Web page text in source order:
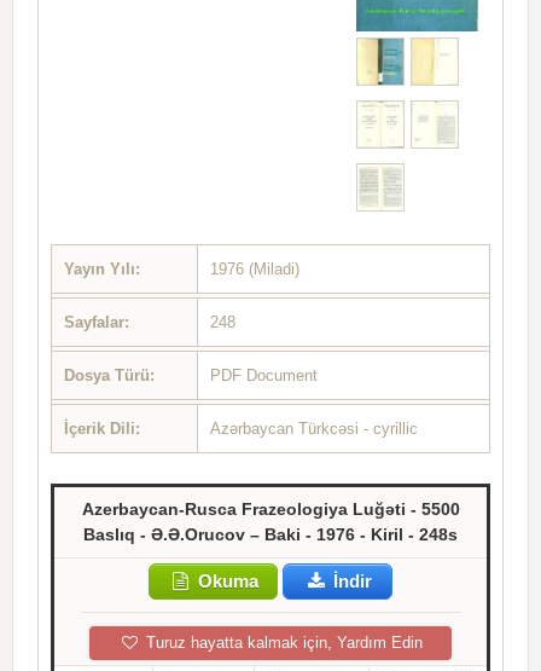
Yayın Yılı: 1976 (Miladi)
Sayfalar: 248
Dosya Türü: PDF Document
İçerik Dili: Azərbaycan Türkcəsi - cyrillic
Azerbaycan-Rusca Frazeologiya Luğəti - 5500
Baslıq - Ə.Ə.Orucov – Baki - 1976 - Kiril - 248s
Okuma İndir
Turuz hayatta kalmak için, Yardım Edin